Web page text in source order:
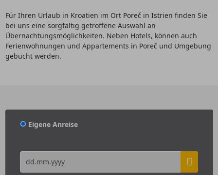
Für Ihren Urlaub in Kroatien im Ort Poreč in Istrien finden Sie
bei uns eine sorgfältig getroffene Auswahl an
Übernachtungsmöglichkeiten. Neben Hotels, können auch
Ferienwohnungen und Appartements in Poreč und Umgebung
gebucht werden.
Eigene Anreise